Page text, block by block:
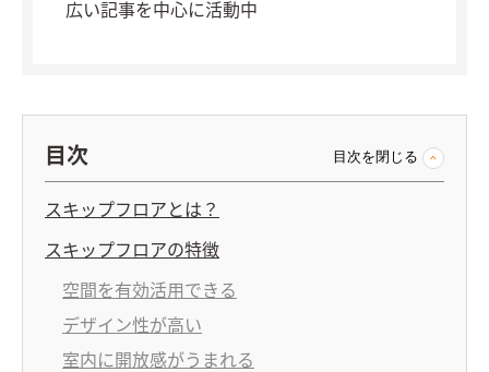
広い記事を中心に活動中
目次 目次を閉じる
スキップフロアとは？
スキップフロアの特徴
空間を有効活用できる
デザイン性が高い
室内に開放感がうまれる